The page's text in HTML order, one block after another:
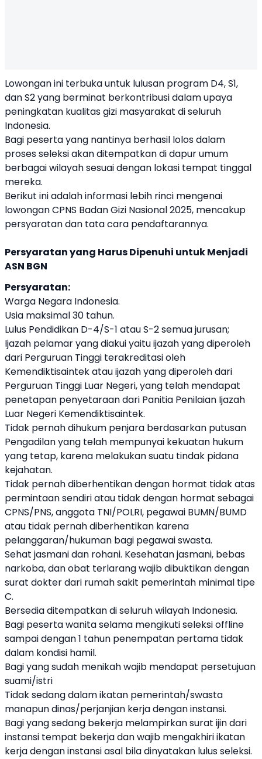
Lowongan ini terbuka untuk lulusan program D4, S1,
dan S2 yang berminat berkontribusi dalam upaya
peningkatan kualitas gizi masyarakat di seluruh
Indonesia.
Bagi peserta yang nantinya berhasil lolos dalam
proses seleksi akan ditempatkan di dapur umum
berbagai wilayah sesuai dengan lokasi tempat tinggal
mereka.
Berikut ini adalah informasi lebih rinci mengenai
lowongan CPNS Badan Gizi Nasional 2025, mencakup
persyaratan dan tata cara pendaftarannya.
Persyaratan yang Harus Dipenuhi untuk Menjadi
ASN BGN
Persyaratan:
Warga Negara Indonesia.
Usia maksimal 30 tahun.
Lulus Pendidikan D-4/S-1 atau S-2 semua jurusan;
Ijazah pelamar yang diakui yaitu ijazah yang diperoleh
dari Perguruan Tinggi terakreditasi oleh
Kemendiktisaintek atau ijazah yang diperoleh dari
Perguruan Tinggi Luar Negeri, yang telah mendapat
penetapan penyetaraan dari Panitia Penilaian Ijazah
Luar Negeri Kemendiktisaintek.
Tidak pernah dihukum penjara berdasarkan putusan
Pengadilan yang telah mempunyai kekuatan hukum
yang tetap, karena melakukan suatu tindak pidana
kejahatan.
Tidak pernah diberhentikan dengan hormat tidak atas
permintaan sendiri atau tidak dengan hormat sebagai
CPNS/PNS, anggota TNI/POLRI, pegawai BUMN/BUMD
atau tidak pernah diberhentikan karena
pelanggaran/hukuman bagi pegawai swasta.
Sehat jasmani dan rohani. Kesehatan jasmani, bebas
narkoba, dan obat terlarang wajib dibuktikan dengan
surat dokter dari rumah sakit pemerintah minimal tipe
C.
Bersedia ditempatkan di seluruh wilayah Indonesia.
Bagi peserta wanita selama mengikuti seleksi offline
sampai dengan 1 tahun penempatan pertama tidak
dalam kondisi hamil.
Bagi yang sudah menikah wajib mendapat persetujuan
suami/istri
Tidak sedang dalam ikatan pemerintah/swasta
manapun dinas/perjanjian kerja dengan instansi.
Bagi yang sedang bekerja melampirkan surat ijin dari
instansi tempat bekerja dan wajib mengakhiri ikatan
kerja dengan instansi asal bila dinyatakan lulus seleksi.